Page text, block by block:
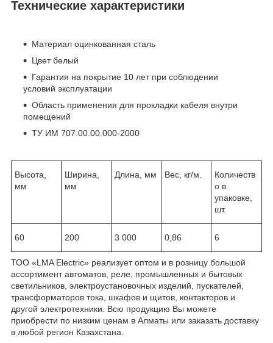
Технические характеристики
Материал оцинкованная сталь
Цвет белый
Гарантия на покрытие 10 лет при соблюдении
условий эксплуатации
Область применения для прокладки кабеля внутри
помещений
ТУ ИМ 707.00.00.000-2000
Высота,
мм
Ширина,
мм
Длина, мм Вес, кг/м.
Количеств
о в
упаковке,
шт.
60 200 3 000 0,86 6
ТОО «LMA Electric» реализует оптом и в розницу большой
ассортимент автоматов, реле, промышленных и бытовых
светильников, электроустановочных изделий, пускателей,
трансформаторов тока, шкафов и щитов, контакторов и
другой электротехники. Всю продукцию Вы можете
приобрести по низким ценам в Алматы или заказать доставку
в любой регион Казахстана.